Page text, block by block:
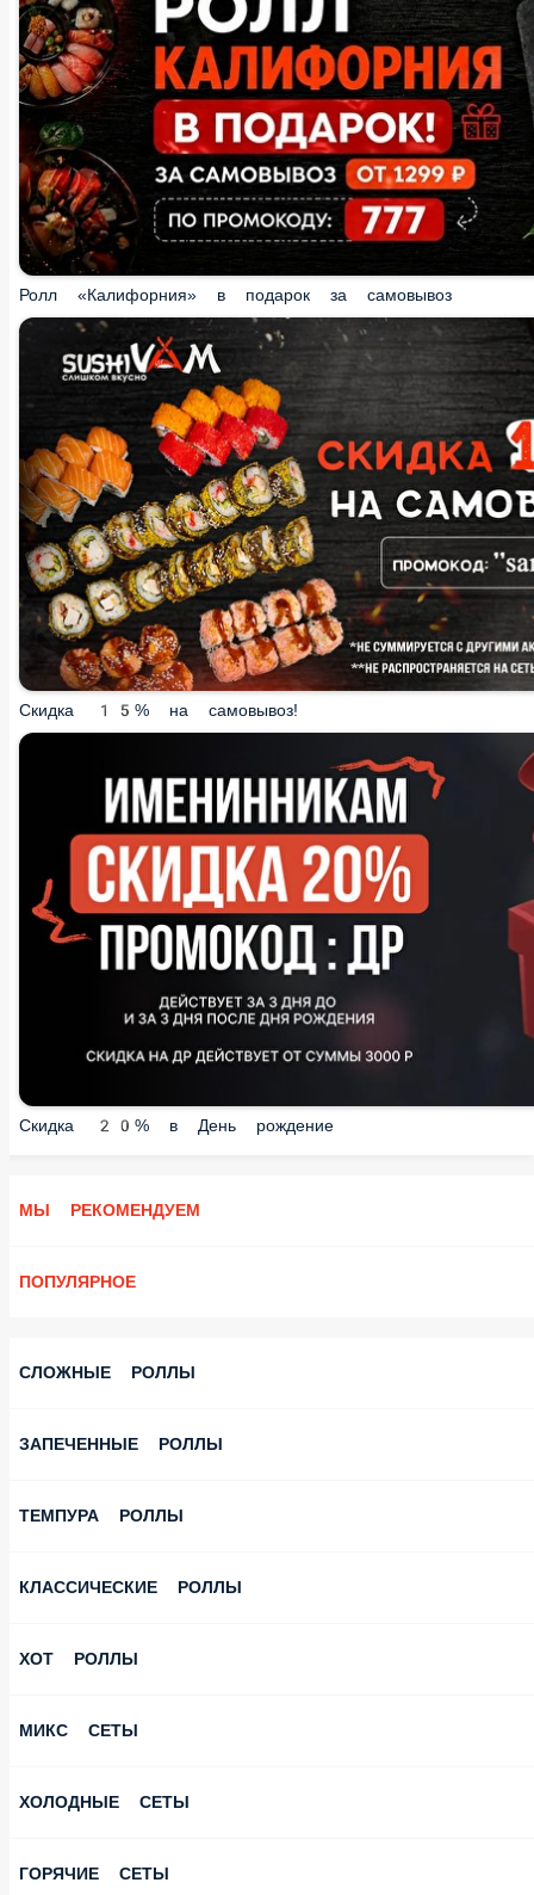
Ролл «Калифорния» в подарок за самовывоз
Скидка 15% на самовывоз!
Скидка 20% в День рождение
МЫ РЕКОМЕНДУЕМ
ПОПУЛЯРНОЕ
СЛОЖНЫЕ РОЛЛЫ
ЗАПЕЧЕННЫЕ РОЛЛЫ
ТЕМПУРА РОЛЛЫ
КЛАССИЧЕСКИЕ РОЛЛЫ
ХОТ РОЛЛЫ
МИКС СЕТЫ
ХОЛОДНЫЕ СЕТЫ
ГОРЯЧИЕ СЕТЫ